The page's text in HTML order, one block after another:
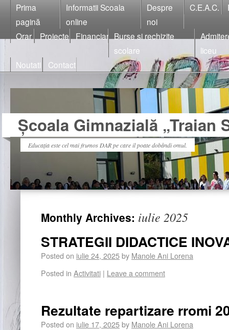
Prima
pagină
Informatii Scoala
online
Despre
noi
C.E.A.C.
Orar Proiecte Financiar Burse si rechizite
scolare
liceu
Noutati
Contact
Școala Gimnazială „Traian
Educația este cel mai frumos DAR pe care il poate dobândi omul.
Monthly Archives: iulie 2025
STRATEGII DIDACTICE
Posted on iulie 24, 2025by Manole Ani Lorena
Posted in Activitati | Leave a comment
Rezultate repartizare rromi
Posted on iulie 17, 2025by Manole Ani Lorena